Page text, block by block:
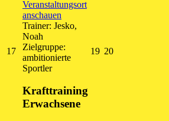
1717.
August
2026
Veranstaltungsort
anschauen
Trainer: Jesko,
Noah
Zielgruppe:
ambitionierte
Sportler
Krafttraining
Erwachsene
1919.
2020.